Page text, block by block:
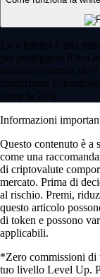
La whitelist è una
per proteggere il tuo
indirizzo esterno,
confermare
come la 2FA.
Informazioni
Questo contenuto è a
come una
di criptovalute
mercato. Prima di
al rischio. Premi,
questo articolo
di token e possono
applicabili.
*Zero commissioni di
tuo livello Level Up.